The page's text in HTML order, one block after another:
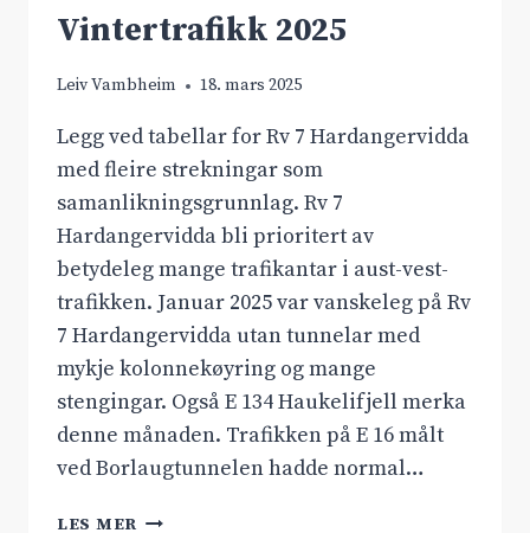
Vintertrafikk 2025
Leiv Vambheim 18. mars 2025
Legg ved tabellar for Rv 7 Hardangervidda
med fleire strekningar som
samanlikningsgrunnlag. Rv 7
Hardangervidda bli prioritert av
betydeleg mange trafikantar i aust-vest-
trafikken. Januar 2025 var vanskeleg på Rv
7 Hardangervidda utan tunnelar med
mykje kolonnekøyring og mange
stengingar. Også E 134 Haukelifjell merka
denne månaden. Trafikken på E 16 målt
ved Borlaugtunnelen hadde normal…
LES MER VINTERTRAFIKK